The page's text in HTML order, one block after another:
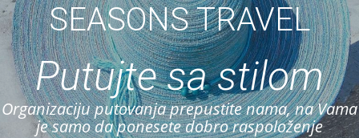
SEASONS TRAVEL
Putujte sa stilom
Organizaciju putovanja prepustite nama, na Vama
je samo da ponesete dobro raspoloženje